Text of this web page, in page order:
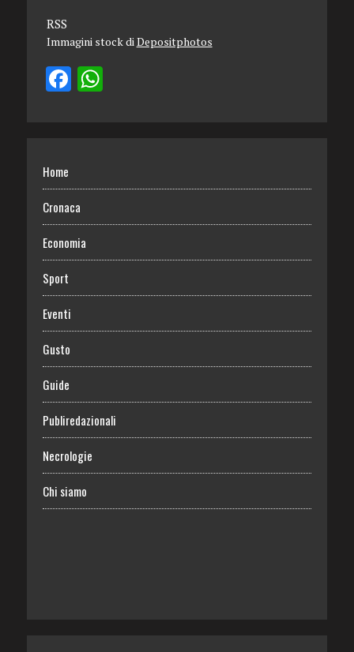
RSS
Immagini stock di Depositphotos
Home
Cronaca
Economia
Sport
Eventi
Gusto
Guide
Publiredazionali
Necrologie
Chi siamo